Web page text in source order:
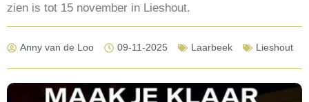
zien is tot 15 november in Lieshout.
Anny van de Loo 09-11-2025 Laarbeek Lieshout